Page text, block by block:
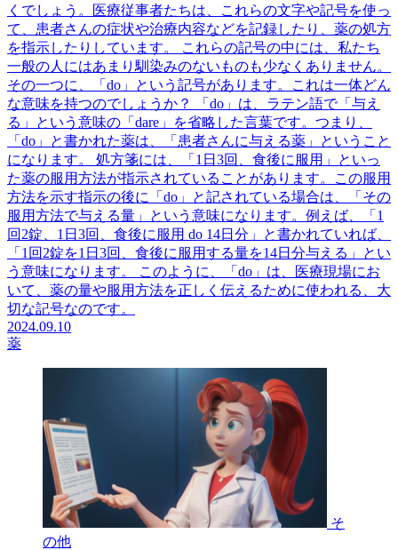
くでしょう。医療従事者たちは、これらの文字や記号を使っ
て、患者さんの症状や治療内容などを記録したり、薬の処方
を指示したりしています。 これらの記号の中には、私たち
一般の人にはあまり馴染みのないものも少なくありません。
その一つに、「do」という記号があります。これは一体どん
な意味を持つのでしょうか？ 「do」は、ラテン語で「与え
る」という意味の「dare」を省略した言葉です。つまり、
「do」と書かれた薬は、「患者さんに与える薬」ということ
になります。 処方箋には、「1日3回、食後に服用」といっ
た薬の服用方法が指示されていることがあります。この服用
方法を示す指示の後に「do」と記されている場合は、「その
服用方法で与える量」という意味になります。例えば、「1
回2錠、1日3回、食後に服用 do 14日分」と書かれていれば、
「1回2錠を1日3回、食後に服用する量を14日分与える」とい
う意味になります。 このように、「do」は、医療現場にお
いて、薬の量や服用方法を正しく伝えるために使われる、大
切な記号なのです。
2024.09.10
薬
そ
の他